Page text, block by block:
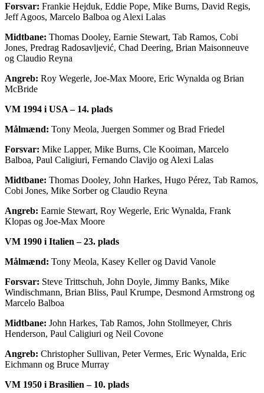
Forsvar: Frankie Hejduk, Eddie Pope, Mike Burns, David Regis,
Jeff Agoos, Marcelo Balboa og Alexi Lalas
Midtbane: Thomas Dooley, Earnie Stewart, Tab Ramos, Cobi
Jones, Predrag Radosavljević, Chad Deering, Brian Maisonneuve
og Claudio Reyna
Angreb: Roy Wegerle, Joe-Max Moore, Eric Wynalda og Brian
McBride
VM 1994 i USA – 14. plads
Målmænd: Tony Meola, Juergen Sommer og Brad Friedel
Forsvar: Mike Lapper, Mike Burns, Cle Kooiman, Marcelo
Balboa, Paul Caligiuri, Fernando Clavijo og Alexi Lalas
Midtbane: Thomas Dooley, John Harkes, Hugo Pérez, Tab Ramos,
Cobi Jones, Mike Sorber og Claudio Reyna
Angreb: Earnie Stewart, Roy Wegerle, Eric Wynalda, Frank
Klopas og Joe-Max Moore
VM 1990 i Italien – 23. plads
Målmænd: Tony Meola, Kasey Keller og David Vanole
Forsvar: Steve Trittschuh, John Doyle, Jimmy Banks, Mike
Windischmann, Brian Bliss, Paul Krumpe, Desmond Armstrong og
Marcelo Balboa
Midtbane: John Harkes, Tab Ramos, John Stollmeyer, Chris
Henderson, Paul Caligiuri og Neil Covone
Angreb: Christopher Sullivan, Peter Vermes, Eric Wynalda, Eric
Eichmann og Bruce Murray
VM 1950 i Brasilien – 10. plads